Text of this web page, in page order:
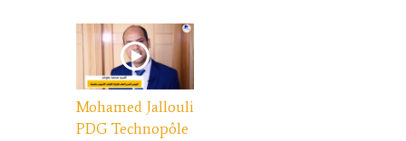
Mohamed Jallouli
PDG Technopôle